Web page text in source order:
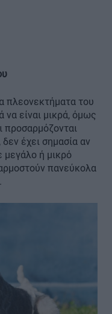
πλεονεκτήματα του
είναι μικρά, όμως
προσαρμόζονται
έχει σημασία αν
μεγάλο ή μικρό
πανεύκολα